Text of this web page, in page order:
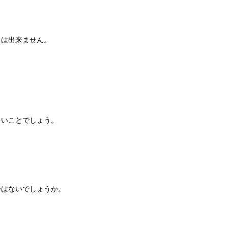
出来ません。
ことでしょう。
ないでしょうか。